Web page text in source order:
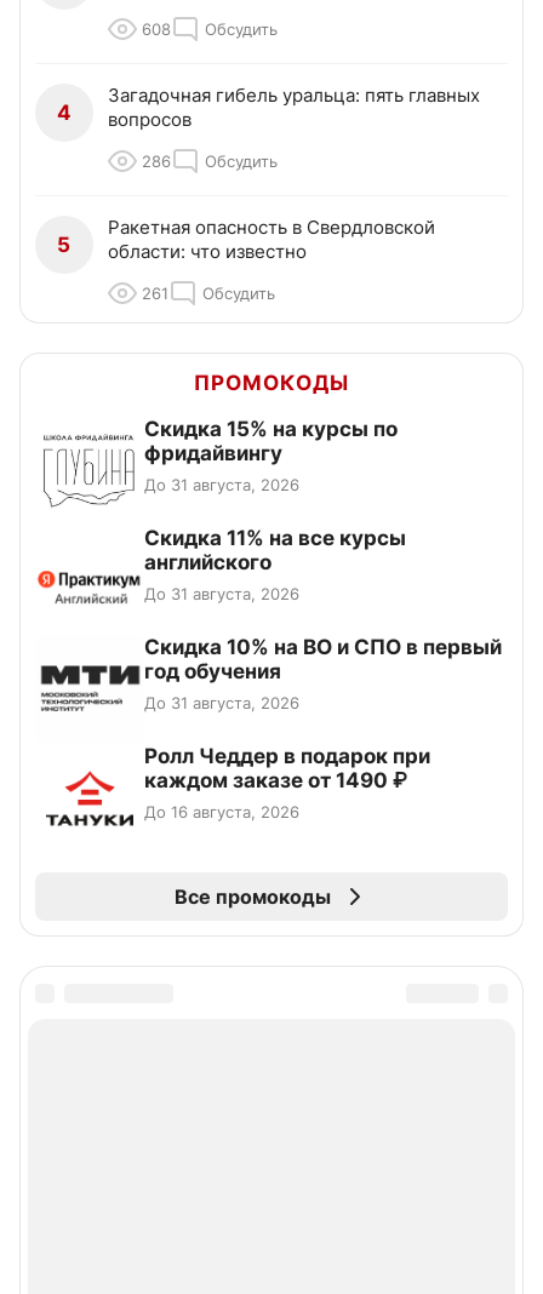
608 Обсудить
4
Загадочная гибель уральца: пять главных
вопросов
286 Обсудить
5
Ракетная опасность в Свердловской
области: что известно
261 Обсудить
ПРОМОКОДЫ
Скидка 15% на курсы по
фридайвингу
До 31 августа, 2026
Скидка 11% на все курсы
английского
До 31 августа, 2026
Скидка 10% на ВО и СПО в первый
год обучения
До 31 августа, 2026
Ролл Чеддер в подарок при
каждом заказе от 1490 ₽
До 16 августа, 2026
Все промокоды